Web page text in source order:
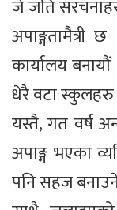
जे जति
कार्यालय
धेरै वटा स्कुलहरु
यस्तै, गत वर्ष
अपाङ्ग भएका
पनि सहज